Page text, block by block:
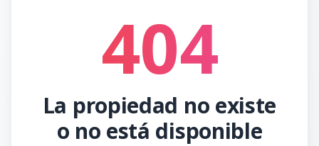
404
La propiedad no existe
o no está disponible